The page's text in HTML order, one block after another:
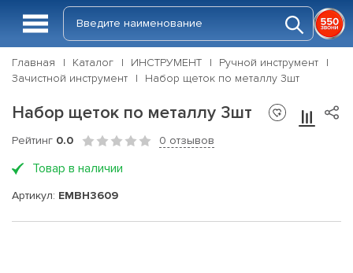
Главная Каталог ИНСТРУМЕНТ
Ручной инструмент
Зачистной инструмент
Набор щеток по металлу 3шт
Набор щеток по металлу 3шт
Рейтинг 0.0 0 отзывов
Товар в наличии
Артикул: EMBH3609